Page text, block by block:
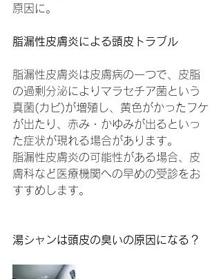
原因に。
脂漏性皮膚炎による頭皮トラブル
脂漏性皮膚炎は皮膚病の一つで、皮脂
の過剰分泌によりマラセチア菌という
真菌(カビ)が増殖し、黄色がかったフケ
が出たり、赤み・かゆみが出るといっ
た症状が現れる場合があります。
脂漏性皮膚炎の可能性がある場合、皮
膚科など医療機関への早めの受診をお
すすめします。
湯シャンは頭皮の臭いの原因になる？